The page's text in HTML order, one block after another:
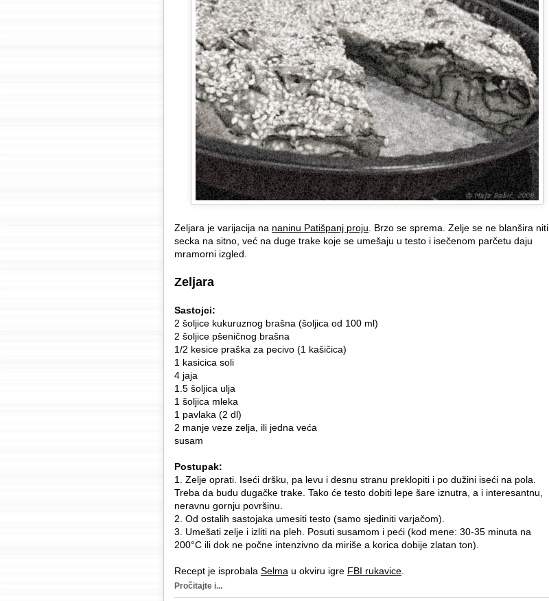
Zeljara je varijacija na naninu Patišpanj proju . Brzo se sprema. Zelje se ne blanšira niti
secka na sitno, već na duge trake koje se umešaju u testo i isečenom parčetu daju
mramorni izgled.
Zeljara
Sastojci:
2 šoljice kukuruznog brašna (šoljica od 100 ml)
2 šoljice pšeničnog brašna
1/2 kesice praška za pecivo (1 kašičica)
1 kasicica soli
4 jaja
1.5 šoljica ulja
1 šoljica mleka
1 pavlaka (2 dl)
2 manje veze zelja, ili jedna veća
susam
Postupak:
1. Zelje oprati. Iseći dršku, pa levu i desnu stranu preklopiti i po dužini iseći na pola.
Treba da budu dugačke trake. Tako će testo dobiti lepe šare iznutra, a i interesantnu,
neravnu gornju površinu.
2. Od ostalih sastojaka umesiti testo (samo sjediniti varjačom).
3. Umešati zelje i izliti na pleh. Posuti susamom i peći (kod mene: 30-35 minuta na
200°C ili dok ne počne intenzivno da miriše a korica dobije zlatan ton).
Recept je isprobala Selma u okviru igre FBI rukavice
Pročitajte i...